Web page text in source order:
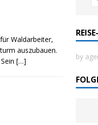
Waldarbeiter,
auszubauen.
[…] by